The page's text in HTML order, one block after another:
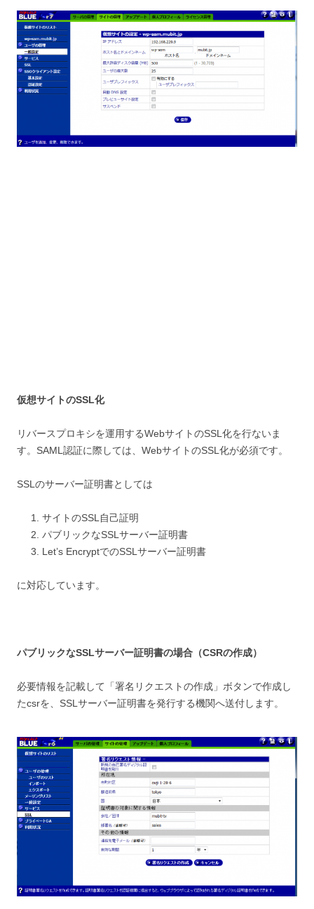
仮想サイトのSSL化
リバースプロキシを運用するWebサイトのSSL化を行ないま
す。SAML認証に際しては、WebサイトのSSL化が必須です。
SSLのサーバー証明書としては
サイトのSSL自己証明
パブリックなSSLサーバー証明書
Let’s EncryptでのSSLサーバー証明書
に対応しています。
パブリックなSSLサーバー証明書の場合（CSRの作成）
必要情報を記載して「署名リクエストの作成」ボタンで作成し
たcsrを、SSLサーバー証明書を発行する機関へ送付します。